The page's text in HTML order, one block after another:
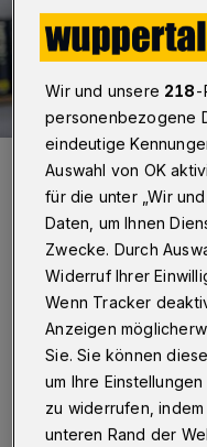
Schulreferentin Beate
C orona, Krieg,
gibt genug
Wie wirkt sich das
Schulen aus?
Wir und unsere 218-
personenbezogene
eindeutige
Auswahl von OK
für die unter „Wir
Daten, um Ihnen
Zwecke. Durch
Widerruf Ihrer
Wenn Tracker
Anzeigen
Sie. Sie können
um Ihre
zu widerrufen,
unteren Rand der